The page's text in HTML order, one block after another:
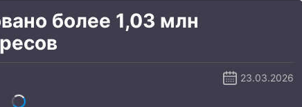
более 1,03 млн
23.03.2026